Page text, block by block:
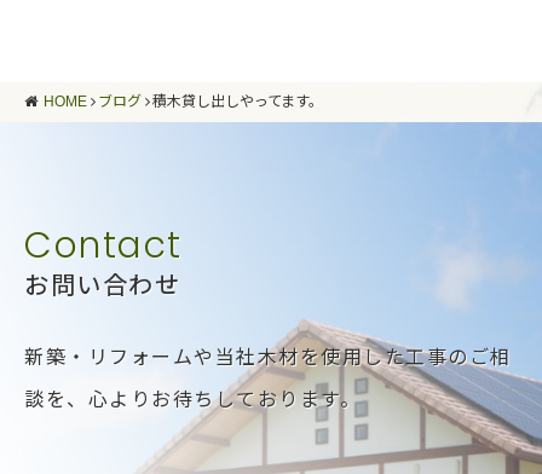
HOME ブログ 積木貸し出しやってます。
お問い合わせ
新築・リフォームや当社木材を使用した工事のご相
談を、 心よりお待ちしております。